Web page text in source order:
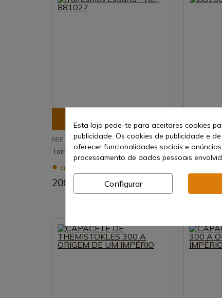
REF: 881027
Torresmos Esparta - Ref. 881027
Envio de 7-15 dias
200,36 €
REF: 881004
881004
Esta loja pede-te para aceitares cookies
publicidade. Os cookies de publicidade e
oferecer funcionalidades sociais e
processamento de dados pessoais
Configurar